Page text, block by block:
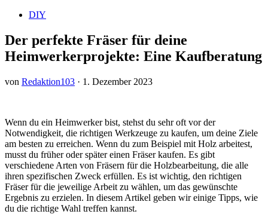
DIY
Der perfekte Fräser für deine
Heimwerkerprojekte: Eine Kaufberatung
von Redaktion103 · 1. Dezember 2023
Wenn du ein Heimwerker bist, stehst du sehr oft vor der
Notwendigkeit, die richtigen Werkzeuge zu kaufen, um deine Ziele
am besten zu erreichen. Wenn du zum Beispiel mit Holz arbeitest,
musst du früher oder später einen Fräser kaufen. Es gibt
verschiedene Arten von Fräsern für die Holzbearbeitung, die alle
ihren spezifischen Zweck erfüllen. Es ist wichtig, den richtigen
Fräser für die jeweilige Arbeit zu wählen, um das gewünschte
Ergebnis zu erzielen. In diesem Artikel geben wir einige Tipps, wie
du die richtige Wahl treffen kannst.